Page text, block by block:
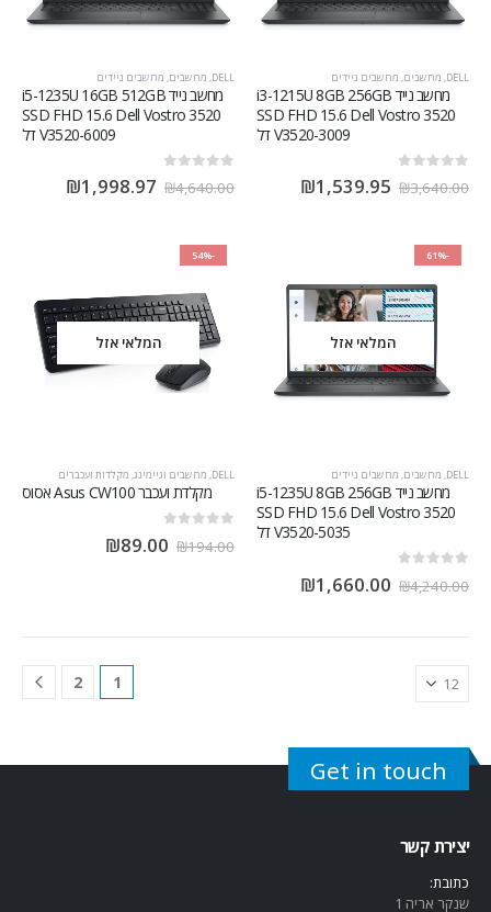
DELL
, מחשבים, מחשבים ניידים
מחשב נייד i3-1215U 8GB 256GB
SSD FHD 15.6 Dell Vostro 3520
V3520-3009 דל
₪3,640.00
₪1,539.95
DELL
, מחשבים, מחשבים ניידים
מחשב נייד i5-1235U 16GB 512GB
SSD FHD 15.6 Dell Vostro 3520
V3520-6009 דל
₪4,640.00
₪1,998.97
-61%
המלאי אזל
DELL
, מחשבים, מחשבים ניידים
מחשב נייד i5-1235U 8GB 256GB
SSD FHD 15.6 Dell Vostro 3520
V3520-5035 דל
₪4,240.00
₪1,660.00
-54%
המלאי אזל
DELL
, מחשבים וגיימינג, מקלדות ועכברים
‏מקלדת ועכבר Asus CW100 אסוס
₪194.00
₪89.00
1
2
Get in touch
יצירת קשר
כתובת:
שנקר אריה 1